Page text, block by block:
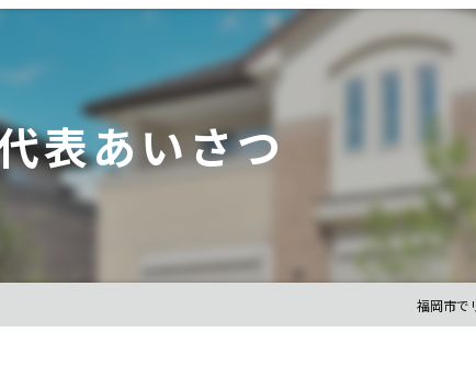
水回りの
原状回復
屋根のリ
内装の
表あいさつ
福岡市で